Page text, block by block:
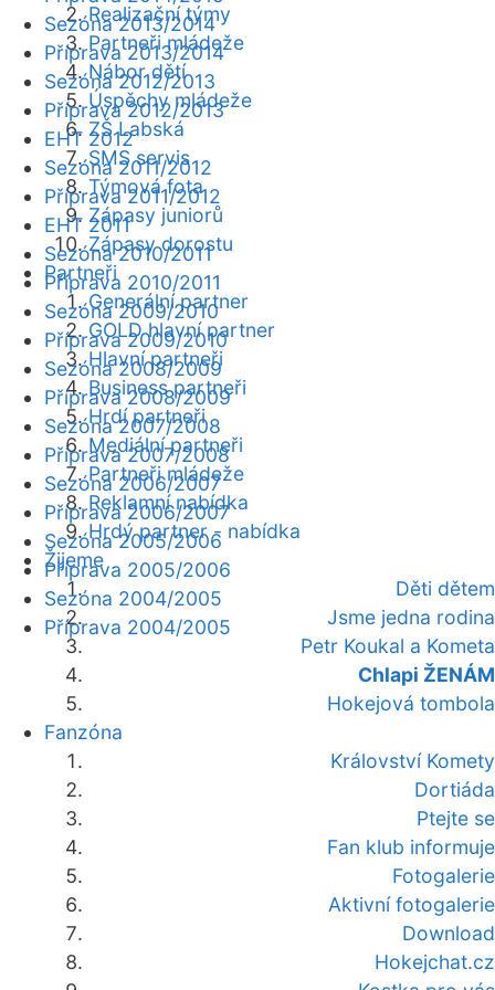
Realizační týmy
Partneři mládeže
Nábor dětí
Úspěchy mládeže
ZŠ Labská
SMS servis
Týmová fota
Zápasy juniorů
Zápasy dorostu
Partneři
Generální partner
GOLD hlavní partner
Hlavní partneři
Business partneři
Hrdí partneři
Mediální partneři
Partneři mládeže
Reklamní nabídka
Hrdý partner - nabídka
Žijeme
Děti dětem
Jsme jedna rodina
Petr Koukal a Kometa
Chlapi ŽENÁM
Hokejová tombola
Fanzóna
Království Komety
Dortiáda
Ptejte se
Fan klub informuje
Fotogalerie
Aktivní fotogalerie
Download
Hokejchat.cz
Sezóna 2013/2014
Příprava 2013/2014
Sezóna 2012/2013
Příprava 2012/2013
EHT 2012
Sezóna 2011/2012
Příprava 2011/2012
EHT 2011
Sezóna 2010/2011
Příprava 2010/2011
Sezóna 2009/2010
Příprava 2009/2010
Sezóna 2008/2009
Příprava 2008/2009
Sezóna 2007/2008
Příprava 2007/2008
Sezóna 2006/2007
Příprava 2006/2007
Sezóna 2005/2006
Příprava 2005/2006
Sezóna 2004/2005
Příprava 2004/2005